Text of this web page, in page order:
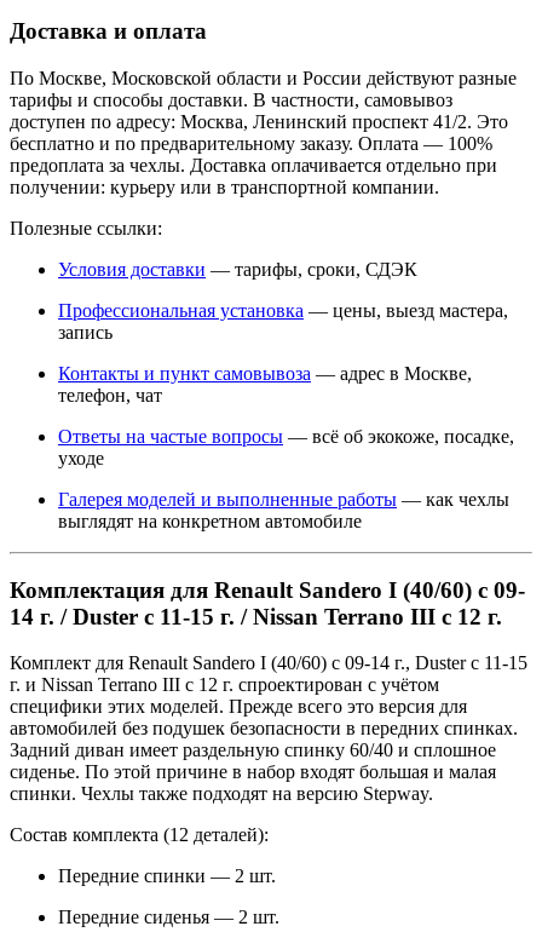
Доставка и оплата
По Москве, Московской области и России действуют разные
тарифы и способы доставки. В частности, самовывоз
доступен по адресу: Москва, Ленинский проспект 41/2. Это
бесплатно и по предварительному заказу. Оплата — 100%
предоплата за чехлы. Доставка оплачивается отдельно при
получении: курьеру или в транспортной компании.
Полезные ссылки:
Условия доставки — тарифы, сроки, СДЭК
Профессиональная установка — цены, выезд мастера,
запись
Контакты и пункт самовывоза — адрес в Москве,
телефон, чат
Ответы на частые вопросы — всё об экокоже, посадке,
уходе
Галерея моделей и выполненные работы — как чехлы
выглядят на конкретном автомобиле
Комплектация для Renault Sandero I (40/60) с 09-
14 г. / Duster с 11-15 г. / Nissan Terrano III с 12 г.
Комплект для Renault Sandero I (40/60) с 09-14 г., Duster с 11-15
г. и Nissan Terrano III с 12 г. спроектирован с учётом
специфики этих моделей. Прежде всего это версия для
автомобилей без подушек безопасности в передних спинках.
Задний диван имеет раздельную спинку 60/40 и сплошное
сиденье. По этой причине в набор входят большая и малая
спинки. Чехлы также подходят на версию Stepway.
Состав комплекта (12 деталей):
Передние спинки — 2 шт.
Передние сиденья — 2 шт.